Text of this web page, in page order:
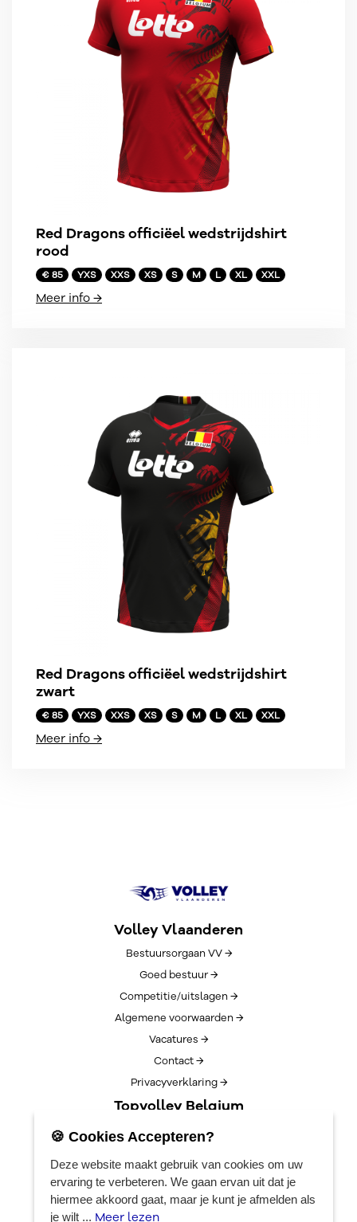
Red Dragons officiëel wedstrijdshirt
rood
€ 85 YXS XXS XS S M L XL XXL
Meer info →
Red Dragons officiëel wedstrijdshirt
zwart
€ 85 YXS XXS XS S M L XL XXL
Meer info →
Volley Vlaanderen
Bestuursorgaan VV →
Goed bestuur →
Competitie/uitslagen →
Algemene voorwaarden →
Vacatures →
Contact →
Privacyverklaring →
Topvolley Belgium
Over TopVolleyBelgium →
Lotto Cup Finals →
EuroVolleyCenter
🍪 Cookies Accepteren?
Deze website maakt gebruik van cookies om uw
ervaring te verbeteren. We gaan ervan uit dat je
hiermee akkoord gaat, maar je kunt je afmelden als
je wilt ... Meer lezen